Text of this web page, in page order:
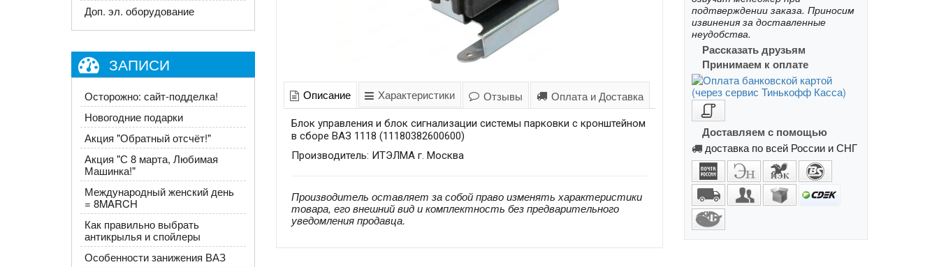
Доп. эл. оборудование
ЗАПИСИ
Осторожно: сайт-подделка!
Новогодние подарки
Акция "Обратный отсчёт!"
Акция ​"С 8 марта, Любимая
Машинка!"
Международный женский день
= 8MARCH
Как правильно выбрать
антикрылья и спойлеры
Особенности занижения ВАЗ
Описание Характеристики Отзывы Оплата и Доставка
Блок управления и блок сигнализации системы парковки с кронштейном
в сборе ВАЗ 1118 (11180382600600)
Производитель: ИТЭЛМА г. Москва
Производитель оставляет за собой право изменять характеристики
товара, его внешний вид и комплектность без предварительного
уведомления продавца.
подтверждении заказа. Приносим
извинения за доставленные
неудобства.
Рассказать друзьям
Принимаем к оплате
Доставляем с помощью
доставка по всей России и СНГ